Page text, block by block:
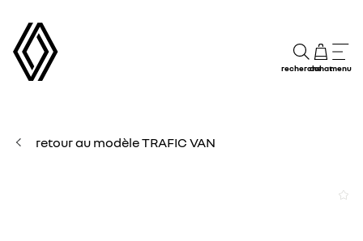
rechercheachatmenu
retour au modèle TRAFIC VAN